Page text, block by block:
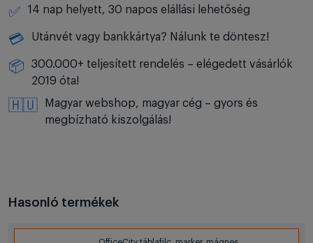
✅ 14 nap helyett, 30 napos elállási lehetőség
💳 Utánvét vagy bankkártya? Nálunk te döntesz!
📦
300.000+ teljesített rendelés – elégedett vásárlók
2019 óta!
🇭🇺
Magyar webshop, magyar cég – gyors és
megbízható kiszolgálás!
Hasonló termékek